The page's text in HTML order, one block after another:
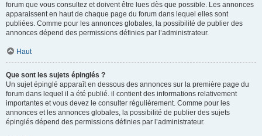
forum que vous consultez et doivent être lues dès que possible. Les annonces
apparaissent en haut de chaque page du forum dans lequel elles sont
publiées. Comme pour les annonces globales, la possibilité de publier des
annonces dépend des permissions définies par l’administrateur.
Haut
Que sont les sujets épinglés ?
Un sujet épinglé apparaît en dessous des annonces sur la première page du
forum dans lequel il a été publié. il contient des informations relativement
importantes et vous devez le consulter régulièrement. Comme pour les
annonces et les annonces globales, la possibilité de publier des sujets
épinglés dépend des permissions définies par l’administrateur.